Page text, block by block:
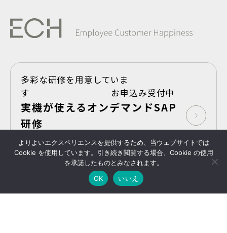
多彩な研修を用意していま
す お申込み受付中
実機が使えるオンデマンドSAP
研修
Take Shape,SAP
Copyright © 2025- ECHAll Rights Reservedプライバシーポリシー
よりよいエクスペリエンスを提供するため、当ウェブサイトでは
Cookie を使用しています。引き続き閲覧する場合、Cookie の使用
を承諾したものとみなされます。
OK
いいえ